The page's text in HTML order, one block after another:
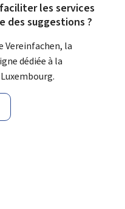
les services
des suggestions ?
Vereinfachen, la
dédiée à la